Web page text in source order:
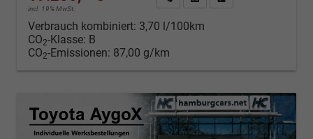
incl. 19% MwSt.
Verbrauch kombiniert: 3,70 l/100km
CO2-Klasse: B
CO2-Emissionen: 87,00 g/km